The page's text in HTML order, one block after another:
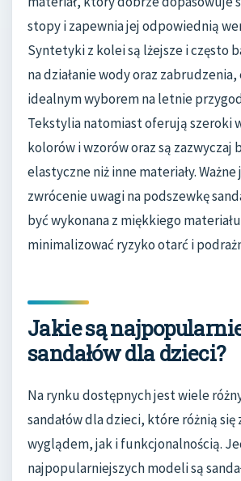
stopy i zapewnia jej odpowiednią
Syntetyki z kolei są lżejsze i często
na działanie wody oraz zabrudzenia,
idealnym wyborem na letnie
Tekstylia natomiast oferują szeroki
kolorów i wzorów oraz są zazwyczaj
elastyczne niż inne materiały.
zwrócenie uwagi na podszewkę
być wykonana z miękkiego
minimalizować ryzyko otarć i
Jakie są
sandałów dla dzieci?
Na rynku dostępnych jest wiele
sandałów dla dzieci, które różnią się
wyglądem, jak i funkcjonalnością.
najpopularniejszych modeli są